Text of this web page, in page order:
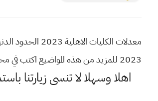
2023 للمزيد من هذه المواضيع اكتب في محرك البحث قوقل موقع استاذ احمد مهدي شلال
اهلا وسهلالا تنسى زيارتنا